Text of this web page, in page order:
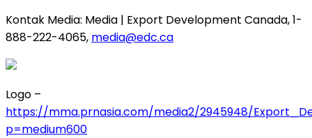
Kontak Media: Media | Export Development Canada, 1-
888-222-4065, media@edc.ca
Logo –
https://mma.prnasia.com/media2/2945948/
p=medium600